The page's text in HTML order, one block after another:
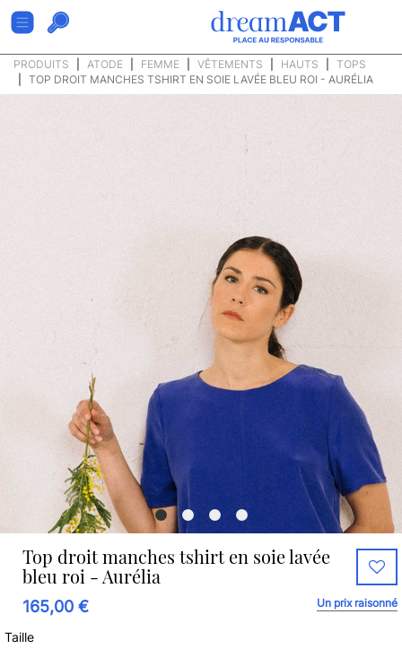
PRODUITS ATODE FEMME VÊTEMENTS HAUTS
TOPS
TOP DROIT MANCHES TSHIRT EN SOIE LAVÉE BLEU ROI - AURÉLIA
Top droit manches tshirt en soie lavée
bleu roi - Aurélia
165,00 € Un prix raisonné
Taille